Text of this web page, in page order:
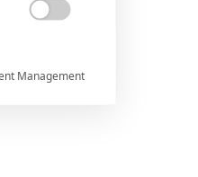

Management